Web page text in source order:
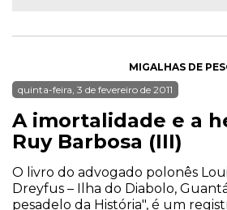
MIGALHAS DE
quinta-feira, 3 de fevereiro de 2011
A imortalidade e a
Ruy Barbosa (III)
O livro do advogado polonês
Dreyfus – Ilha do Diabolo,
pesadelo da História", é um